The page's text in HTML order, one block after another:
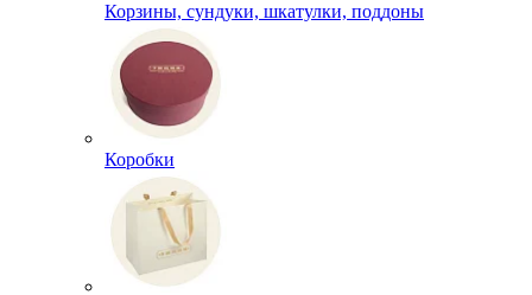
Корзины, сундуки, шкатулки, поддоны
Коробки